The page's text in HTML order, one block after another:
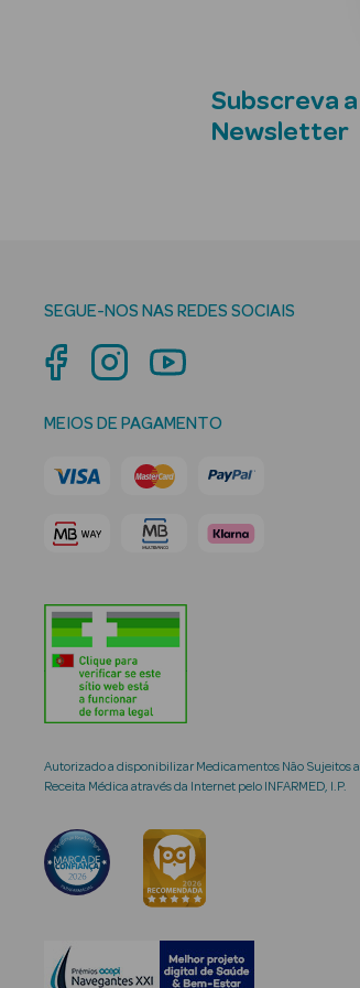
Subscreva a
Newsletter
SEGUE-NOS NAS REDES SOCIAIS
MEIOS DE PAGAMENTO
Autorizado a disponibilizar Medicamentos Não Sujeitos a
Receita Médica através da Internet pelo INFARMED, I.P.